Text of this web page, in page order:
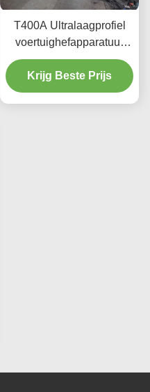
T400A Ultralaagprofiel
voertuighefapparatuur
voor uitlijning en
onderhoud
Krijg Beste Prijs